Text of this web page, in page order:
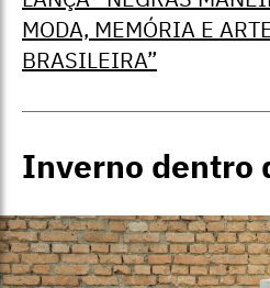
MODA, MEMÓRIA E
BRASILEIRA”
Inverno dentro